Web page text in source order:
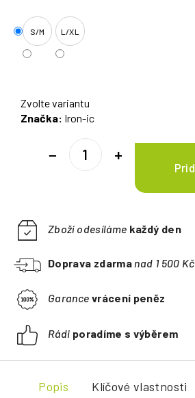
S/M L/XL
Zvolte variantu
Značka: Iron-ic
+
−
Zboží odesíláme každý den
Doprava zdarma nad 1 500 Kč
Garance vrácení peněz
Rádi poradíme s výběrem
Popis Klíčové vlastnosti